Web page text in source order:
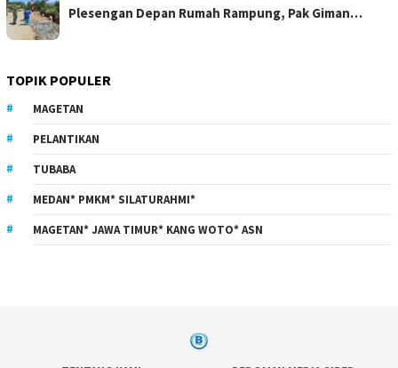
Plesengan Depan Rumah Rampung, Pak Giman…
TOPIK POPULER
MAGETAN
PELANTIKAN
TUBABA
MEDAN* PMKM* SILATURAHMI*
MAGETAN* JAWA TIMUR* KANG WOTO* ASN